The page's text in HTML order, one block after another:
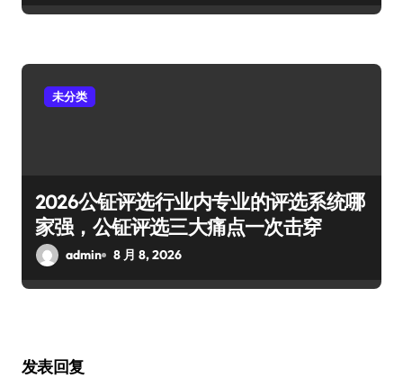
未分类
2026公钲评选行业内专业的评选系统哪
家强，公钲评选三大痛点一次击穿
admin 8 月 8, 2026
发表回复